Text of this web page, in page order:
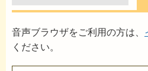
音声ブラウザをご利用の方は、
ください。